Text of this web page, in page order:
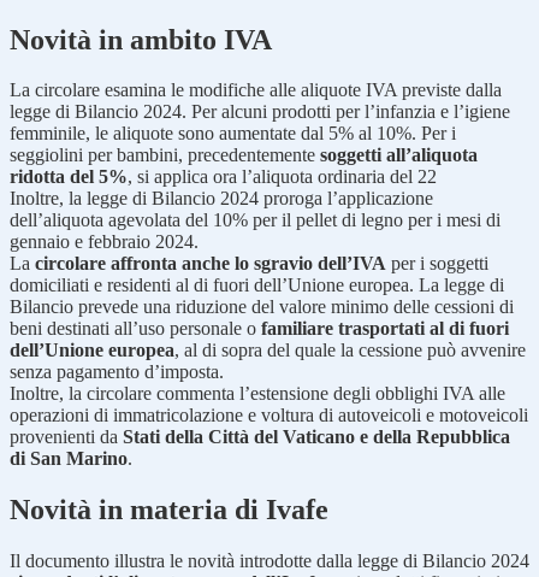
Novità in ambito IVA
La circolare esamina le modifiche alle aliquote IVA previste dalla
legge di Bilancio 2024. Per alcuni prodotti per l’infanzia e l’igiene
femminile, le aliquote sono aumentate dal 5% al 10%. Per i
seggiolini per bambini, precedentemente soggetti all’aliquota
ridotta del 5%, si applica ora l’aliquota ordinaria del 22
Inoltre, la legge di Bilancio 2024 proroga l’applicazione
dell’aliquota agevolata del 10% per il pellet di legno per i mesi di
gennaio e febbraio 2024.
La circolare affronta anche lo sgravio dell’IVA per i soggetti
domiciliati e residenti al di fuori dell’Unione europea. La legge di
Bilancio prevede una riduzione del valore minimo delle cessioni di
beni destinati all’uso personale o familiare trasportati al di fuori
dell’Unione europea, al di sopra del quale la cessione può avvenire
senza pagamento d’imposta.
Inoltre, la circolare commenta l’estensione degli obblighi IVA alle
operazioni di immatricolazione e voltura di autoveicoli e motoveicoli
provenienti da Stati della Città del Vaticano e della Repubblica
di San Marino.
Novità in materia di Ivafe
Il documento illustra le novità introdotte dalla legge di Bilancio 2024